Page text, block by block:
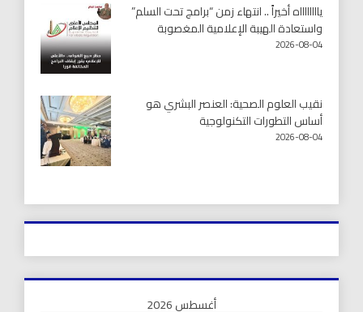
يااااااااه أخيراً .. انتهاء زمن “برامج تحت السلم”
واستعادة الهيبة الإعلامية المغصوبة
2026-08-04
نقيب العلوم الصحية: العنصر البشري هو
أساس التطورات التكنولوجية
2026-08-04
أغسطس 2026